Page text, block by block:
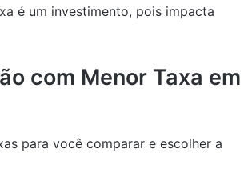
é um investimento, pois impacta
com Menor Taxa em
para você comparar e escolher a